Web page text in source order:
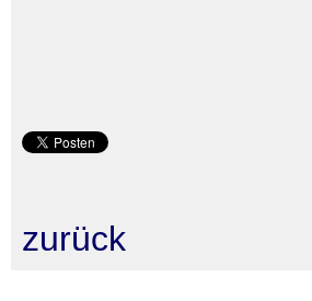
zurück